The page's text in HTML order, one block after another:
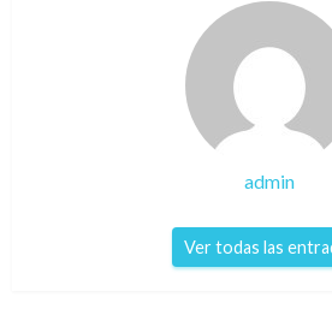
admin
Ver todas las